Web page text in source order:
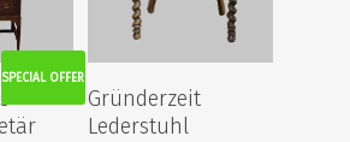
SPECIAL OFFER
Gründerzeit
Lederstuhl